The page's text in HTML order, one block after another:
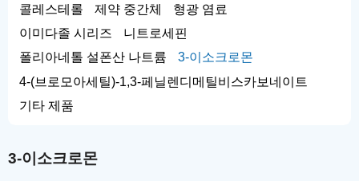
콜레스테롤 제약 중간체
형광 염료
이미다졸 시리즈
니트로세핀
폴리아네톨 설폰산 나트륨
3-이소크로몬
4-(브로모아세틸)-1,3-페닐렌디메틸비스카보네이트
기타 제품
3-이소크로몬